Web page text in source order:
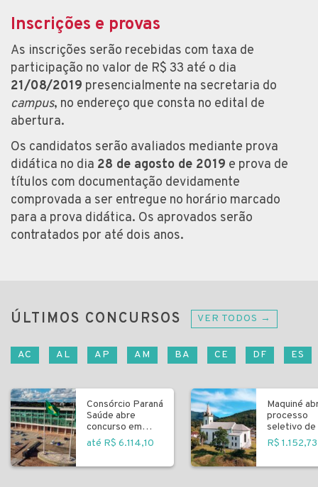
Inscrições e provas
As inscrições serão recebidas com taxa de
participação no valor de R$ 33 até o dia
21/08/2019 presencialmente na secretaria do
campus, no endereço que consta no edital de
abertura.
Os candidatos serão avaliados mediante prova
didática no dia 28 de agosto de 2019 e prova de
títulos com documentação devidamente
comprovada a ser entregue no horário marcado
para a prova didática. Os aprovados serão
contratados por até dois anos.
ÚLTIMOS CONCURSOS VER TODOS →
AC AL AP AM BA CE DF ES
Consórcio Paraná
Saúde abre
concurso em
Curitiba
até R$ 6.114,10
Maquiné
processo
seletivo de
R$ 1.152,73